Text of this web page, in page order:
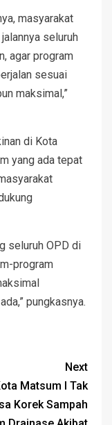
masyarakat
seluruh
agar program
sesuai
maksimal,”
di Kota
yang ada tepat
seluruh OPD di
program
pungkasnya.
Next
Matsum I Tak
Korek Sampah